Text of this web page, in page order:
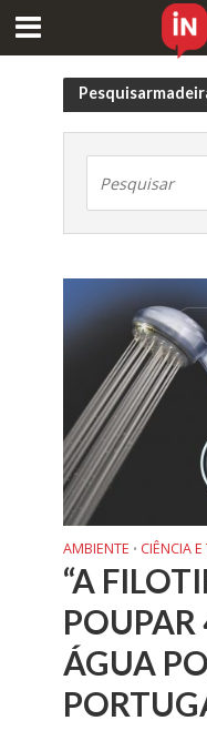
AMBIENTE • CIÊNCIA
“A
POUPAR
ÁGUA